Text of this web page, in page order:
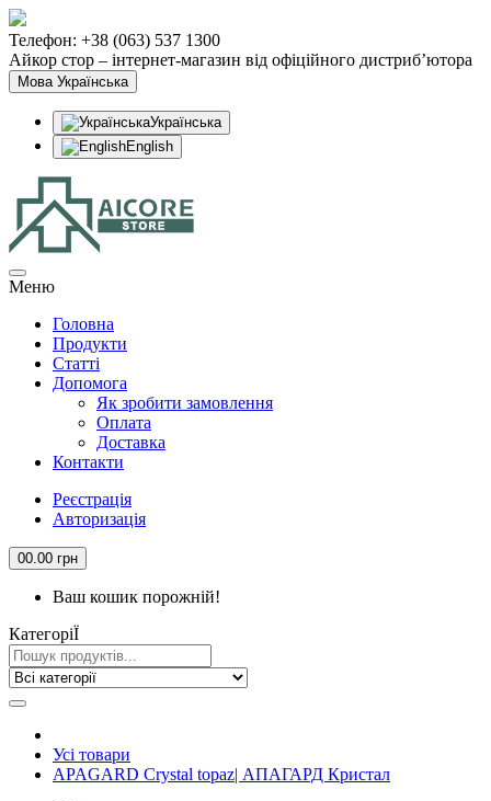
Телефон: +38 (063) 537 1300
Айкор стор – інтернет-магазин від офіційного дистриб’ютора
Мова Українська
Українська
English
Меню
Головна
Продукти
Статтi
Допомога
Як зробити замовлення
Оплата
Доставка
Контакти
Реєстрація
Авторизація
00.00 грн
Ваш кошик порожній!
КатегорiЇ
Усi товари
APAGARD Crystal topaz| АПАГАРД Кристал